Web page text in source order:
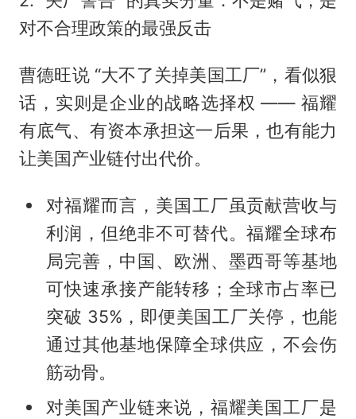
对不合理政策的最强反击
曹德旺说 “大不了关掉美国工厂”，看似狠
话，实则是企业的战略选择权 —— 福耀
有底气、有资本承担这一后果，也有能力
让美国产业链付出代价。
对福耀而言，美国工厂虽贡献营收与
利润，但绝非不可替代。福耀全球布
局完善，中国、欧洲、墨西哥等基地
可快速承接产能转移；全球市占率已
突破 35%，即便美国工厂关停，也能
通过其他基地保障全球供应，不会伤
筋动骨。
对美国产业链来说，福耀美国工厂是